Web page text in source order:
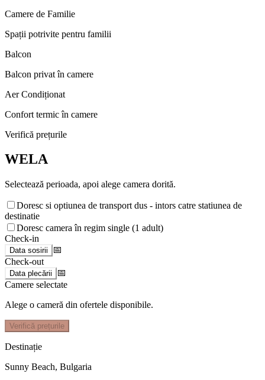
Camere de Familie
Spații potrivite pentru familii
Balcon
Balcon privat în camere
Aer Condiționat
Confort termic în camere
Verifică prețurile
WELA
Selectează perioada, apoi alege camera dorită.
Doresc si optiunea de transport dus - intors catre statiunea de
destinatie
Doresc camera în regim single (1 adult)
Check-in
Data sosirii
📅
Check-out
Data plecării
📅
Camere selectate
Alege o cameră din ofertele disponibile.
Verifică prețurile
Destinație
Sunny Beach, Bulgaria